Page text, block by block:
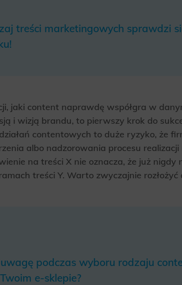
create aggregate demographic statistics
effectiveness of actions taken and content
treści marketingowych sprawdzi
jaki content naprawdę współgra w
i wizją brandu, to pierwszy krok do
contentowych to duże ryzyko, że
albo nadzorowania procesu
na treści X nie oznacza, że już nigdy
treści Y. Warto zwyczajnie
podczas wyboru rodzaju
e-sklepie?